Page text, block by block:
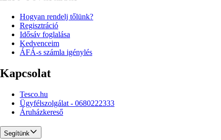
Hogyan rendelj tőlünk?
Regisztráció
Idősáv foglalása
Kedvenceim
ÁFÁ-s számla igénylés
Kapcsolat
Tesco.hu
Ügyfélszolgálat - 0680222333
Áruházkereső
Segítünk